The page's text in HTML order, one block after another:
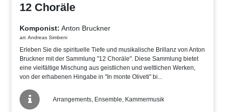
12 Choräle
Komponist: Anton Bruckner
arr. Andreas Simbeni
Erleben Sie die spirituelle Tiefe und musikalische Brillanz von Anton
Bruckner mit der Sammlung "12 Choräle". Diese Sammlung bietet
eine vielfältige Mischung aus geistlichen und weltlichen Werken,
von der erhabenen Hingabe in "In monte Oliveti" bi...
Arrangements, Ensemble, Kammermusik